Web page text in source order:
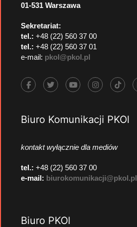
01-531 Warszawa
Sekretariat:
tel.: +48 (22) 560 37 00
tel.: +48 (22) 560 37 01
e-mail: pkol@pkol.pl
Biuro Komunikacji PKOl
kontakt wyłącznie dla mediów
tel.: +48 (22) 560 37 00
e-mail: biurokomunikacji@pkol.pl
Biuro PKOl